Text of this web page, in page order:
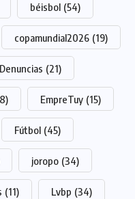
béisbol (54)
copamundial2026 (19)
Denuncias (21)
EmpreTuy (15)
Fútbol (45)
joropo (34)
(11) Lvbp (34)